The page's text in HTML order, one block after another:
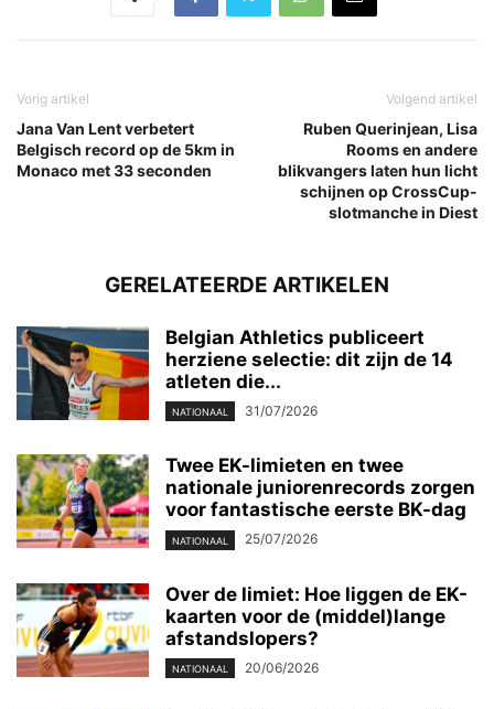
Vorig artikel
Jana Van Lent verbetert
Belgisch record op de 5km in
Monaco met 33 seconden
Volgend artikel
Ruben Querinjean, Lisa
Rooms en andere
blikvangers laten hun licht
schijnen op CrossCup-
slotmanche in Diest
GERELATEERDE ARTIKELEN
Belgian Athletics publiceert
herziene selectie: dit zijn de 14
atleten die...
NATIONAAL 31/07/2026
Twee EK-limieten en twee
nationale juniorenrecords zorgen
voor fantastische eerste BK-dag
NATIONAAL 25/07/2026
Over de limiet: Hoe liggen de EK-
kaarten voor de (middel)lange
afstandslopers?
NATIONAAL 20/06/2026